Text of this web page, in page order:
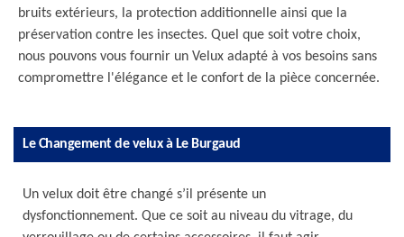
bruits extérieurs, la protection additionnelle ainsi que la
préservation contre les insectes. Quel que soit votre choix,
nous pouvons vous fournir un Velux adapté à vos besoins sans
compromettre l'élégance et le confort de la pièce concernée.
Le Changement de velux à Le Burgaud
Un velux doit être changé s’il présente un
dysfonctionnement. Que ce soit au niveau du vitrage, du